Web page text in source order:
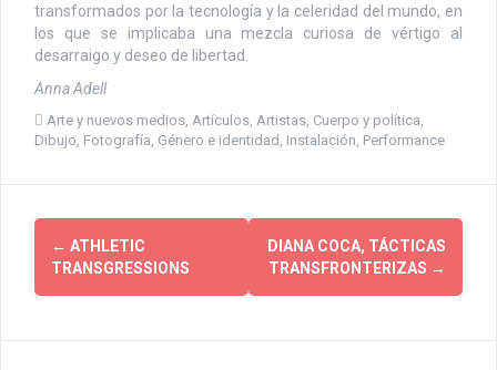
transformados por la tecnología y la celeridad del mundo, en
los que se implicaba una mezcla curiosa de vértigo al
desarraigo y deseo de libertad.
Anna Adell
Arte y nuevos medios Artículos Artistas Cuerpo y política
Dibujo Fotografía Género e identidad Instalación Performance
o
← ATHLETIC
TRANSGRESSIONS
DIANA COCA, TÁCTICAS
TRANSFRONTERIZAS →